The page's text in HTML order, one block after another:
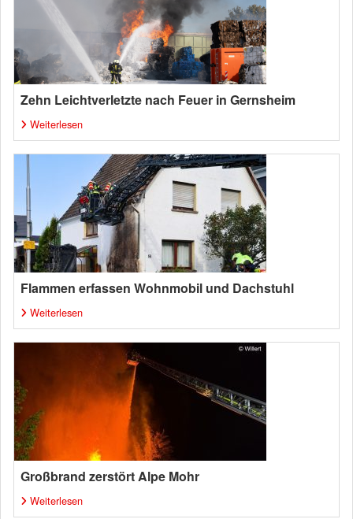
Zehn Leichtverletzte nach Feuer in Gernsheim
Weiterlesen
Flammen erfassen Wohnmobil und Dachstuhl
Weiterlesen
Großbrand zerstört Alpe Mohr
Weiterlesen